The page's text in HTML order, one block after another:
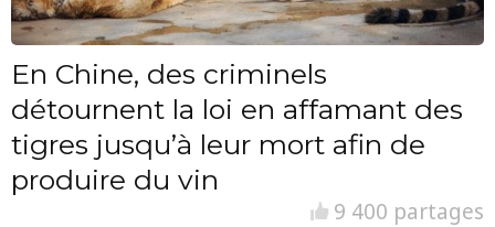
En Chine, des criminels
détournent la loi en affamant des
tigres jusqu’à leur mort afin de
produire du vin
9 400 partages